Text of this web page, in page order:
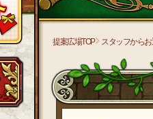
提案広場TOP スタッフから